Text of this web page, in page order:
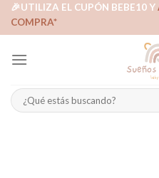
Skip🎉UTILIZA EL CUPÓN BEBE10 Y
COMPRA*
Buscar
por: